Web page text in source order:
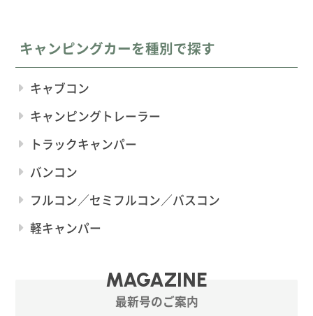
キャンピングカーを種別で探す
キャブコン
キャンピングトレーラー
トラックキャンパー
バンコン
フルコン／セミフルコン／バスコン
軽キャンパー
MAGAZINE
最新号のご案内